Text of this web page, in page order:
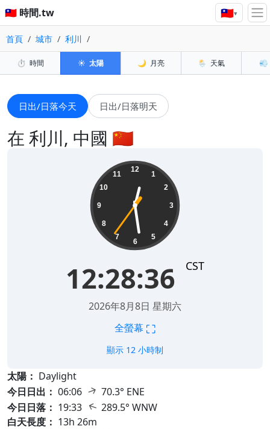
🇹🇼 時間.tw 🇹🇼▾
首頁 城市 利川
⏱️ 時間 ☀️ 太陽 🌙 月亮 🌦️ 天氣 💨
日出/日落今天 日出/日落明天
在 利川, 中國 🇨🇳
12
1
2
3
4
5
6
7
8
9
10
11
12:28:38 CST
2026年8月8日 星期六
全螢幕 ⛶
顯示 12 小時制
太陽： Daylight
今日日出： 06:06 ↑ 70.3° ENE
今日日落： 19:33 ↑ 289.5° WNW
白天長度： 13h 26m